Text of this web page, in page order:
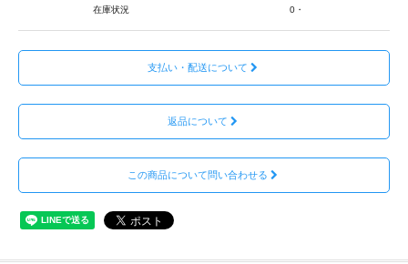
在庫状況 0・
支払い・配送について
返品について
この商品について問い合わせる